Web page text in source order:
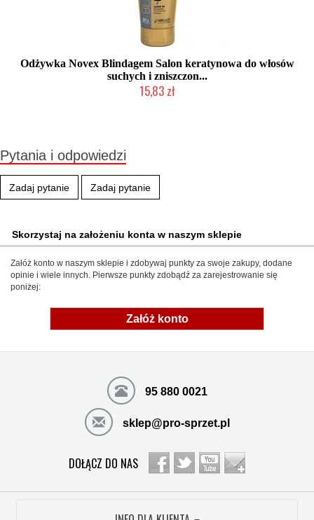
Odżywka Novex Blindagem Salon keratynowa do włosów
suchych i zniszczon...
15,83 zł
Pytania i odpowiedzi
Zadaj pytanie Zadaj pytanie
Skorzystaj na założeniu konta w naszym sklepie
Załóż konto w naszym sklepie i zdobywaj punkty za swoje zakupy, dodane
opinie i wiele innych. Pierwsze punkty zdobądź za zarejestrowanie się
poniżej:
Załóż konto
95 880 0021
sklep@pro-sprzet.pl
DOŁĄCZ DO NAS